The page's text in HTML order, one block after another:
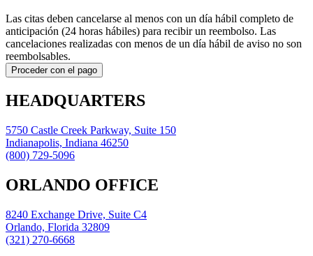
Las citas deben cancelarse al menos con un día hábil completo de
anticipación (24 horas hábiles) para recibir un reembolso. Las
cancelaciones realizadas con menos de un día hábil de aviso no son
reembolsables.
HEADQUARTERS
5750 Castle Creek Parkway, Suite 150
Indianapolis, Indiana 46250
(800) 729-5096
ORLANDO OFFICE
8240 Exchange Drive, Suite C4
Orlando, Florida 32809
(321) 270-6668